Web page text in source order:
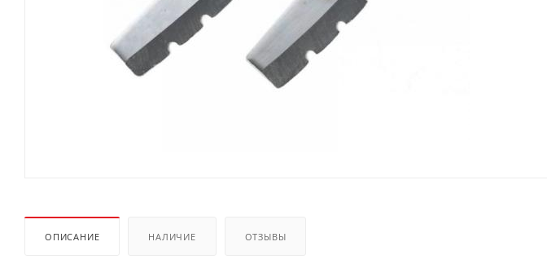
ОПИСАНИЕ НАЛИЧИЕ ОТЗЫВЫ